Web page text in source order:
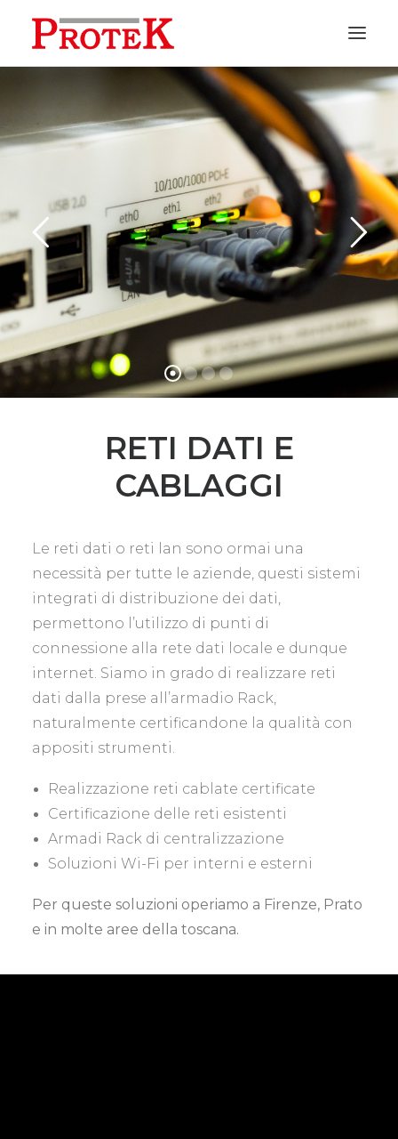
CHI SIAMO
NEWS
CONTATTI
PREVENTIVI
ASSISTENZA
RETI DATI E
CABLAGGI
Le reti dati o reti lan sono ormai una
necessità per tutte le aziende, questi sistemi
integrati di distribuzione dei dati,
permettono l’utilizzo di punti di
connessione alla rete dati locale e dunque
internet. Siamo in grado di realizzare reti
dati dalla prese all’armadio Rack,
naturalmente certificandone la qualità con
appositi strumenti.
Realizzazione reti cablate certificate
Certificazione delle reti esistenti
Armadi Rack di centralizzazione
Soluzioni Wi-Fi per interni e esterni
Per queste soluzioni operiamo a Firenze, Prato
e in molte aree della toscana.